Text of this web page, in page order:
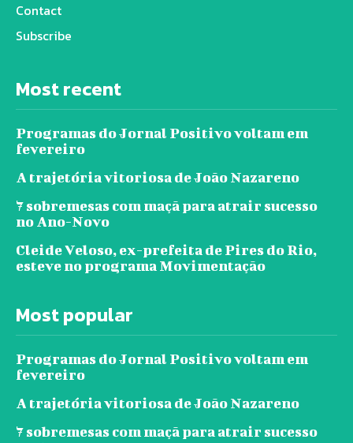
Contact
Subscribe
Most recent
Programas do Jornal Positivo voltam em
fevereiro
A trajetória vitoriosa de João Nazareno
7 sobremesas com maçã para atrair sucesso
no Ano-Novo
Cleide Veloso, ex-prefeita de Pires do Rio,
esteve no programa Movimentação
Most popular
Programas do Jornal Positivo voltam em
fevereiro
A trajetória vitoriosa de João Nazareno
7 sobremesas com maçã para atrair sucesso